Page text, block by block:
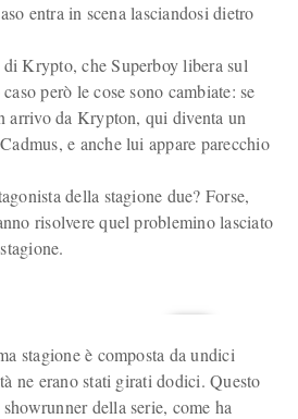
entra in scena lasciandosi dietro
Krypto, che Superboy libera sul
però le cose sono cambiate: se
arrivo da Krypton, qui diventa un
e anche lui appare parecchio
della stagione due? Forse,
risolvere quel problemino lasciato
stagione è composta da undici
ne erano stati girati dodici. Questo
della serie, come ha